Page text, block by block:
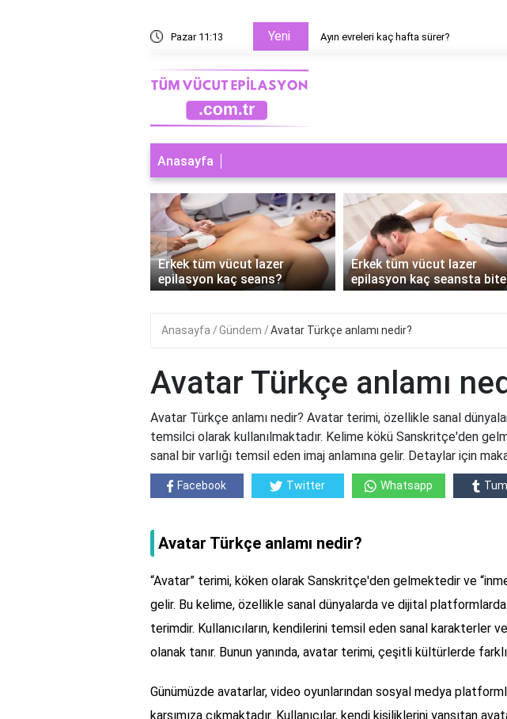
Pazar 11:13 Yeni Ayın evreleri kaç hafta sürer?
Anasayfa
Erkek tüm vücut lazer
epilasyon kaç seans?
Erkek tüm vücut lazer
epilasyon kaç seansta
‹
Anasayfa Gündem Avatar Türkçe anlamı nedir?
Avatar Türkçe anlamı
Avatar Türkçe anlamı nedir? Avatar terimi, özellikle sanal
temsilci olarak kullanılmaktadır. Kelime kökü Sanskritçe'den
sanal bir varlığı temsil eden imaj anlamına gelir. Detaylar için
Facebook Twitter Whatsapp
Avatar Türkçe anlamı nedir?
“Avatar” terimi, köken olarak Sanskritçe'den gelmektedir ve
gelir. Bu kelime, özellikle sanal dünyalarda ve dijital platformlarda
terimdir. Kullanıcıların, kendilerini temsil eden sanal karakterler
olanak tanır. Bunun yanında, avatar terimi, çeşitli kültürlerde
Günümüzde avatarlar, video oyunlarından sosyal medya
karşımıza çıkmaktadır. Kullanıcılar, kendi kişiliklerini yansıtan